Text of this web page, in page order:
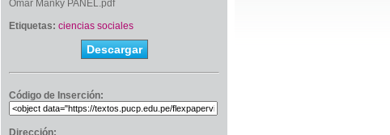
Omar Manky PANEL.pdf
Etiquetas: ciencias sociales
Descargar
Código de Inserción:
Dirección: